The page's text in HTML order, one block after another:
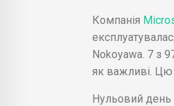
Компанія
Nokoyawa. 7 з
як важливі. Цю
Нульовий день
флагмана .